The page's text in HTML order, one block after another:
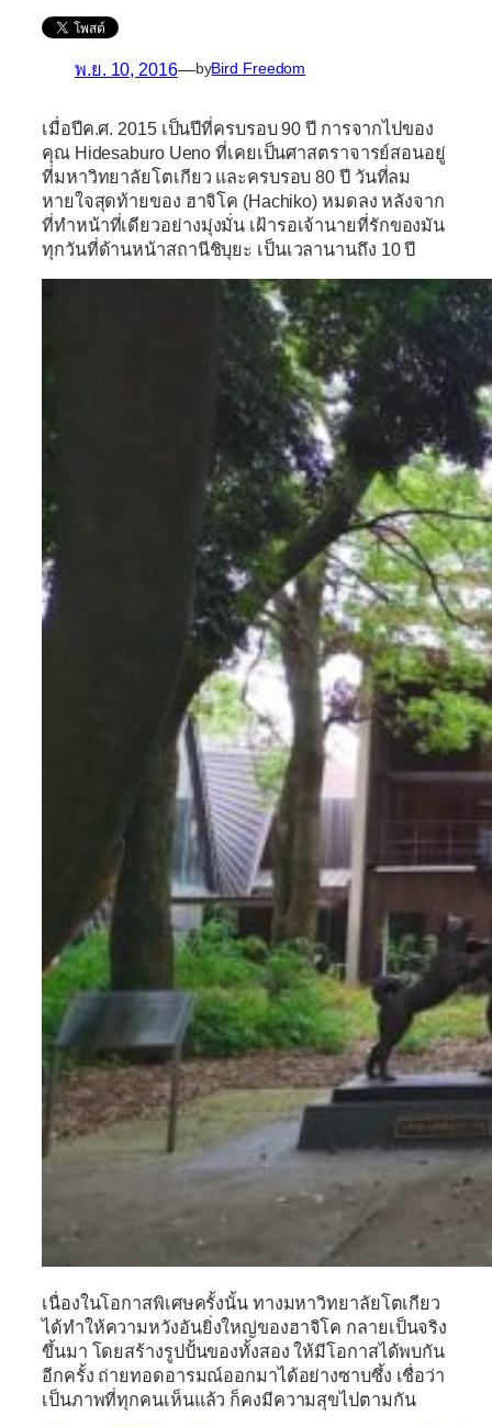
พ.ย. 10, 2016—byBird Freedom
เมื่อปีค.ศ. 2015 เป็นปีที่ครบรอบ 90 ปี การจากไปของ
คุณ Hidesaburo Ueno ที่เคยเป็นศาสตราจารย์สอนอยู่
ที่มหาวิทยาลัยโตเกียว และครบรอบ 80 ปี วันที่ลม
หายใจสุดท้ายของ ฮาจิโค (Hachiko) หมดลง หลังจาก
ที่ทำหน้าที่เดียวอย่างมุ่งมั่น เฝ้ารอเจ้านายที่รักของมัน
ทุกวันที่ด้านหน้าสถานีชิบุยะ เป็นเวลานานถึง 10 ปี
เนื่องในโอกาสพิเศษครั้งนั้น ทางมหาวิทยาลัยโตเกียว
ได้ทำให้ความหวังอันยิ่งใหญ่ของฮาจิโค กลายเป็นจริง
ขึ้นมา โดยสร้างรูปปั้นของทั้งสอง ให้มีโอกาสได้พบกัน
อีกครั้ง ถ่ายทอดอารมณ์ออกมาได้อย่างซาบซึ้ง เชื่อว่า
เป็นภาพที่ทุกคนเห็นแล้ว ก็คงมีความสุขไปตามกัน